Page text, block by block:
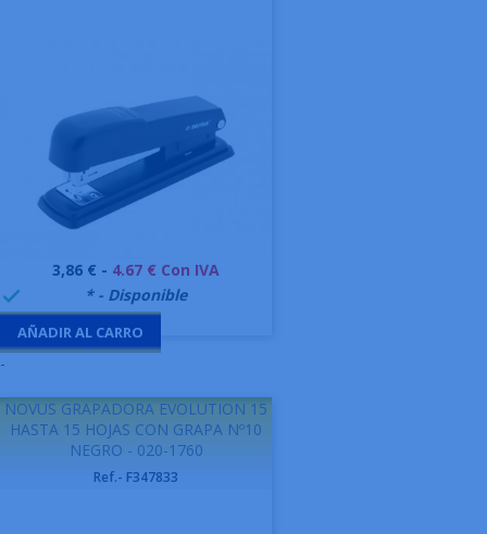
Precio
3,86 € - 4.67 € Con IVA
 * - Disponible
AÑADIR AL CARRO
-
NOVUS GRAPADORA EVOLUTION 15
HASTA 15 HOJAS CON GRAPA Nº10
NEGRO - 020-1760
Ref.- F347833